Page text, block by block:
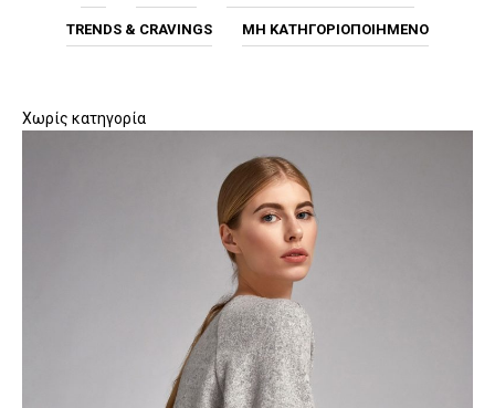
TRENDS & CRAVINGS ΜΗ ΚΑΤΗΓΟΡΙΟΠΟΙΗΜΈΝΟ
Χωρίς κατηγορία